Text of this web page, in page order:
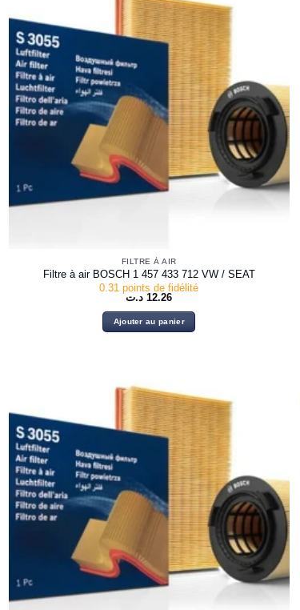
FILTRE À AIR
Filtre à air BOSCH 1 457 433 712 VW / SEAT
0.31 points de fidélité
12.26 د.ت
Ajouter au panier